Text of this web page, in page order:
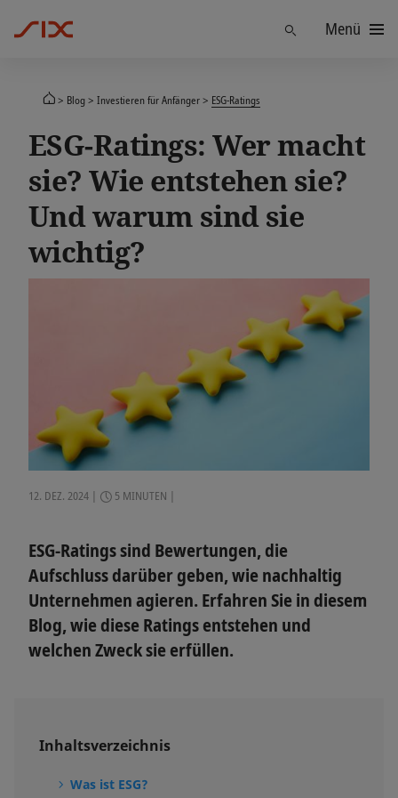
FindenMenü
Blog Investieren für Anfänger ESG-Ratings
ESG-Ratings: Wer macht
sie? Wie entstehen sie?
Und warum sind sie
wichtig?
12. DEZ. 2024 5 MINUTEN
ESG-Ratings sind Bewertungen, die
Aufschluss darüber geben, wie nachhaltig
Unternehmen agieren. Erfahren Sie in diesem
Blog, wie diese Ratings entstehen und
welchen Zweck sie erfüllen.
Inhaltsverzeichnis
Was ist ESG?